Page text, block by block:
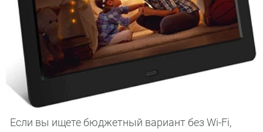
Если вы ищете бюджетный вариант без Wi-Fi,